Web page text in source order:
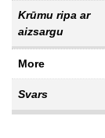
Krūmu ripa ar
aizsargu
More
Svars